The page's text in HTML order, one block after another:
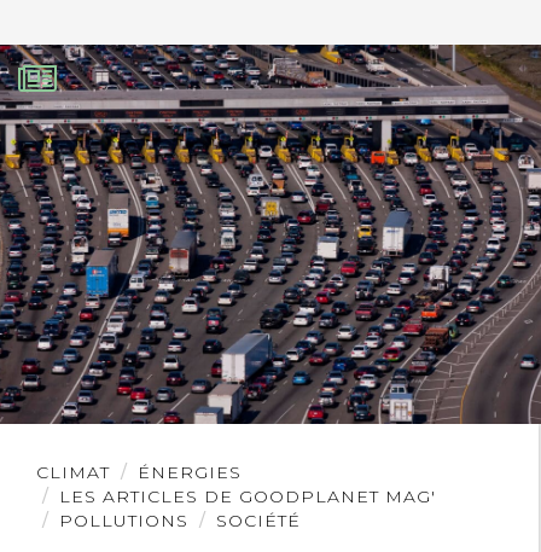
CLIMAT
ÉNERGIES
LES ARTICLES DE GOODPLANET MAG'
POLLUTIONS
SOCIÉTÉ
Lire
l'article